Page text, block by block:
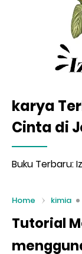
karya
Cinta di
Buku Terbaru:
Home kimia
Tutorial